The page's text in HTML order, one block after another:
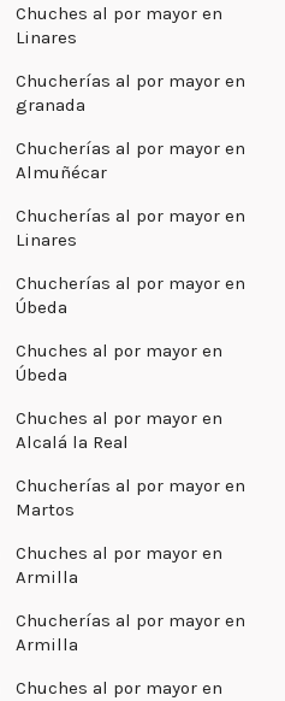
Chuches al por mayor en
Linares
Chucherías al por mayor en
granada
Chucherías al por mayor en
Almuñécar
Chucherías al por mayor en
Linares
Chucherías al por mayor en
Úbeda
Chuches al por mayor en
Úbeda
Chuches al por mayor en
Alcalá la Real
Chucherías al por mayor en
Martos
Chuches al por mayor en
Armilla
Chucherías al por mayor en
Armilla
Chuches al por mayor en